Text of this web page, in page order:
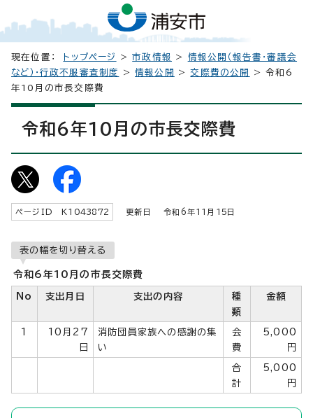
現在位置： トップページ >市政情報 > 情報公開（報告書・審議会
など）・行政不服審査制度
>情報公開 >交際費の公開
> 令和6
年10月の市長交際費
令和6年10月の市長交際費
ページID K 1043872 更新日 令和6年11 月 15 日
表の幅を切り替える
令和6年10月の市長交際費
No 支出月日 支出の内容
種
類
金額
1
10月27
日
消防団員家族への感謝の集
い
会
費
5,000
円
合
計
5,000
円